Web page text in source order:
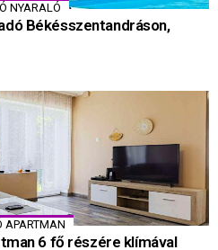
NYARALÓ
Békésszentandráson,
APARTMAN
6 fő részére klímával